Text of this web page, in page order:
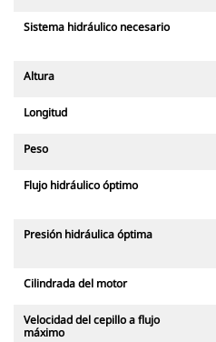
Sistema hidráulico necesario
Altura
Longitud
Peso
Flujo hidráulico óptimo
Presión hidráulica óptima
Cilindrada del motor
Velocidad del cepillo a flujo
máximo